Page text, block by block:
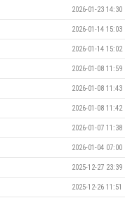
2026-01-23 14:30
2026-01-14 15:03
2026-01-14 15:02
2026-01-08 11:59
2026-01-08 11:43
2026-01-08 11:42
2026-01-07 11:38
2026-01-04 07:00
2025-12-27 23:39
2025-12-26 11:51